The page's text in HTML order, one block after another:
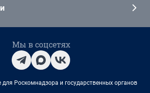
Мы в соцсетях
Роскомнадзора и государственных органов